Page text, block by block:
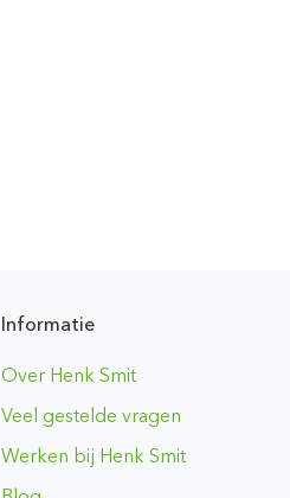
Informatie
Over Henk Smit
Veel gestelde vragen
Werken bij Henk Smit